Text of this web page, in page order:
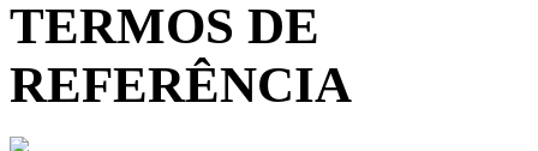
TERMOS DE
REFERÊNCIA